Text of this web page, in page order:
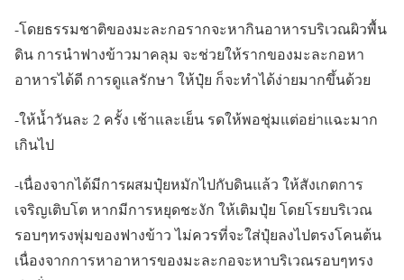
-โดยธรรมชาติของมะละกอรากจะหากินอาหารบริเวณผิวพื้น
ดิน การนำฟางข้าวมาคลุม จะช่วยให้รากของมะละกอหา
อาหารได้ดี การดูแลรักษา ให้ปุ๋ย ก็จะทำได้ง่ายมากขึ้นด้วย
-ให้น้ำวันละ 2 ครั้ง เช้าและเย็น รดให้พอชุ่มแต่อย่าแฉะมาก
เกินไป
-เนื่องจากได้มีการผสมปุ๋ยหมักไปกับดินแล้ว ให้สังเกตการ
เจริญเติบโต หากมีการหยุดชะงัก ให้เติมปุ๋ย โดยโรยบริเวณ
รอบๆทรงพุ่มของฟางข้าว ไม่ควรที่จะใส่ปุ๋ยลงไปตรงโคนต้น
เนื่องจากการหาอาหารของมะละกอจะหาบริเวณรอบๆทรง